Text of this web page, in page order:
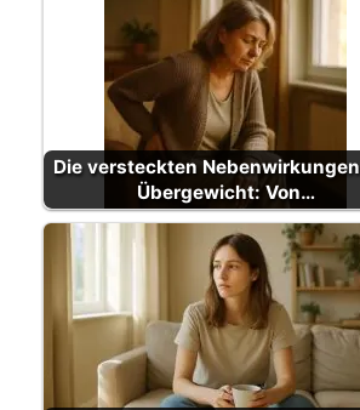
Die versteckten
Übergewicht: Von…